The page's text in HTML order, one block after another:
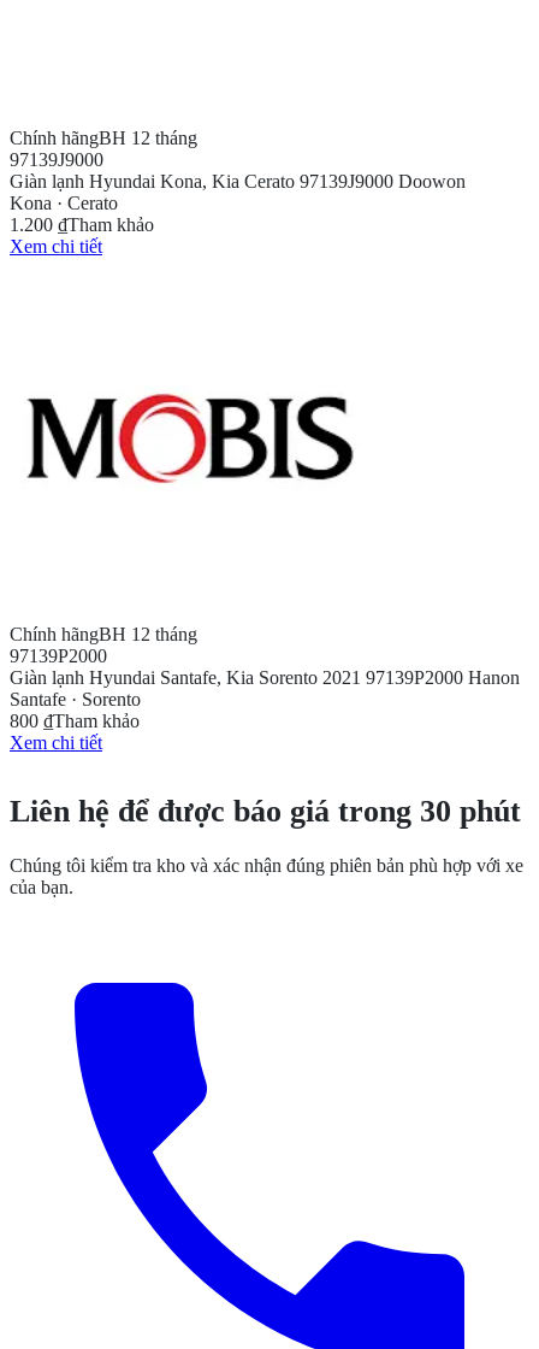
Chính hãngBH 12 tháng
97139J9000
Giàn lạnh Hyundai Kona, Kia Cerato 97139J9000 Doowon
Kona · Cerato
1.200 ₫Tham khảo
Xem chi tiết
Chính hãngBH 12 tháng
97139P2000
Giàn lạnh Hyundai Santafe, Kia Sorento 2021 97139P2000 Hanon
Santafe · Sorento
800 ₫Tham khảo
Xem chi tiết
Liên hệ để được báo giá trong 30 phút
Chúng tôi kiểm tra kho và xác nhận đúng phiên bản phù hợp với xe
của bạn.